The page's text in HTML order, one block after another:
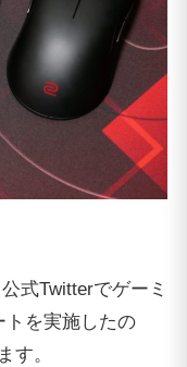
式Twitterでゲーミ
トを実施したの
す。